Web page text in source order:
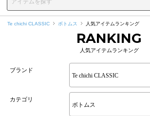
Te chichi CLASSIC ボトムス 人気アイテムランキング
RANKING
人気アイテムランキング
ブランド
カテゴリ